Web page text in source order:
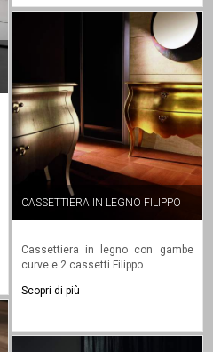
CASSETTIERA IN LEGNO FILIPPO
Cassettiera in legno con gambe
curve e 2 cassetti Filippo.
Scopri di più